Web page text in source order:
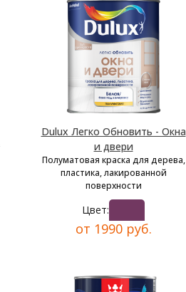
Dulux Легко Обновить - Окна
и двери
Полуматовая краска для дерева,
пластика, лакированной
поверхности
Цвет:
от 1990 руб.